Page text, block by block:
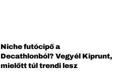
Niche futócipő a
Decathlonból? Vegyél Kiprunt,
mielőtt túl trendi lesz